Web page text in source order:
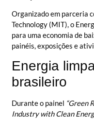
Organizado em parceria
Technology (MIT), o
para uma economia de
painéis, exposições e
Energia
brasileiro
Durante o painel “Green
Industry with Clean